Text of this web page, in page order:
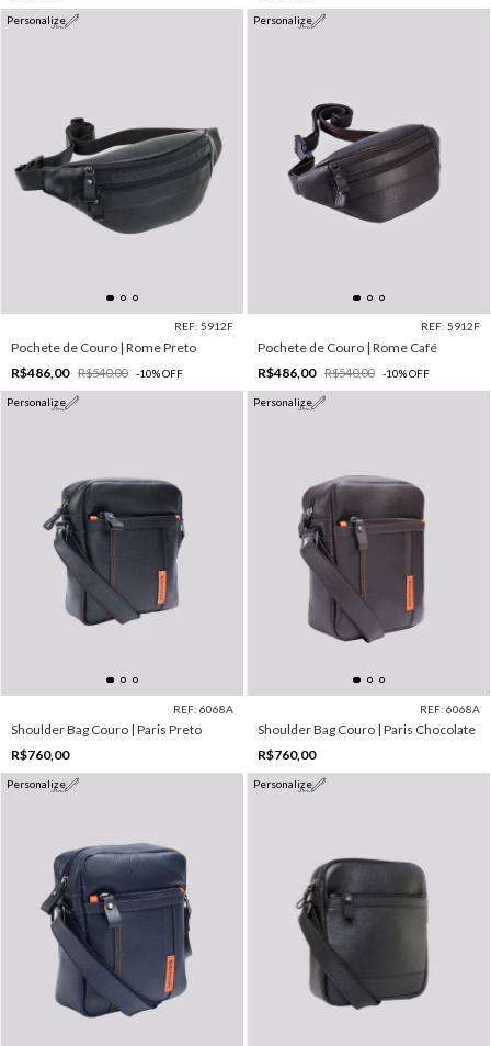
Personalize
REF: 5912F
Pochete de Couro | Rome Preto
R$486,00
R$540,00 -10%OFF
Personalize
REF: 5912F
Pochete de Couro | Rome Café
R$486,00
R$540,00 -10%OFF
Personalize
REF: 6068A
Shoulder Bag Couro | Paris Preto
R$760,00
Personalize
REF: 6068A
Shoulder Bag Couro | Paris Chocolate
R$760,00
Personalize Personalize